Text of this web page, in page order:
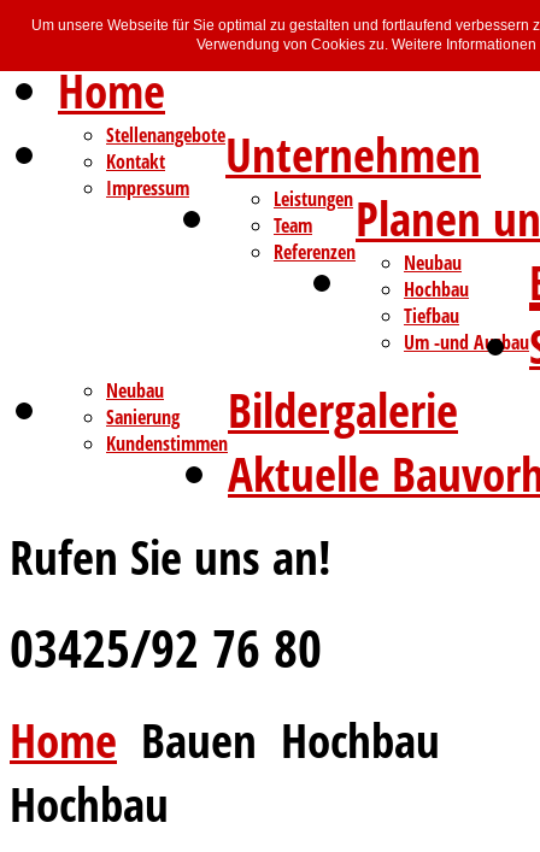
Home
Unternehmen
Stellenangebote
Kontakt
Impressum
Planen
Leistungen
Team
Referenzen
Neubau
Hochbau
Tiefbau
Um -und Ausbau
Bildergalerie
Neubau
Sanierung
KundenstimmenAktuelle
Rufen Sie uns an!
03425/92 76 80
Home Bauen Hochbau
Hochbau
Um unsere Webseite für Sie optimal zu gestalten und fortlaufend
Verwendung von Cookies zu. Weitere